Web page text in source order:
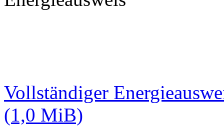
Vollständiger
(1,0 MiB)